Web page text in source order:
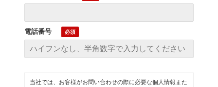
電話番号
当社では、お客様がお問い合わせの際に必要な個人情報また